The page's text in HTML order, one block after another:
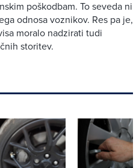
poškodbam. To seveda ni
odnosa voznikov. Res pa je,
moralo nadzirati tudi
storitev.